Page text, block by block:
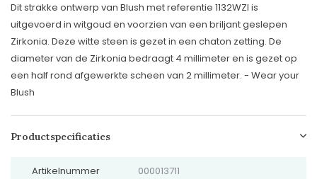
Dit strakke ontwerp van Blush met referentie 1132WZI is
uitgevoerd in witgoud en voorzien van een briljant geslepen
Zirkonia. Deze witte steen is gezet in een chaton zetting. De
diameter van de Zirkonia bedraagt 4 millimeter en is gezet op
een half rond afgewerkte scheen van 2 millimeter. - Wear your
Blush
Productspecificaties
Artikelnummer 000013711